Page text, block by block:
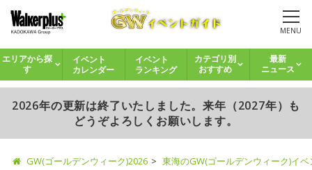
MENU
エリアから探
す
イベント
カレンダー
イベント
ランキング
カテゴリ別
おすすめ
最新
ニュース
2026年の更新は終了いたしました。来年（2027年）も
どうぞよろしくお願いします。
GW(ゴールデンウィーク)2026 東海のGW(ゴールデンウィーク)イ